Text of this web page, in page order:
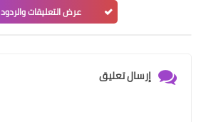
عرض التعليقات والردود
إرسال تعليق